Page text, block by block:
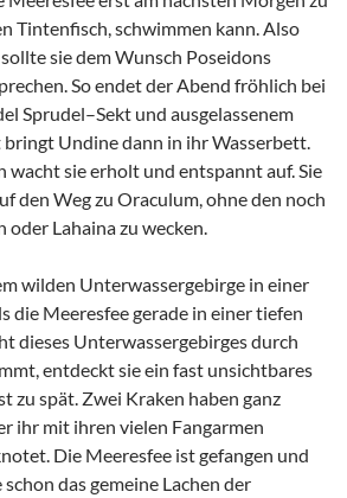
Tintenfisch, schwimmen kann. Also
sie dem Wunsch Poseidons
So endet der Abend fröhlich bei
Sprudel–Sekt und ausgelassenem
bringt Undine dann in ihr Wasserbett.
wacht sie erholt und entspannt auf. Sie
den Weg zu Oraculum, ohne den noch
Lahaina zu wecken.
wilden Unterwassergebirge in einer
die Meeresfee gerade in einer tiefen
dieses Unterwassergebirges durch
entdeckt sie ein fast unsichtbares
zu spät. Zwei Kraken haben ganz
ihr mit ihren vielen Fangarmen
Die Meeresfee ist gefangen und
das gemeine Lachen der